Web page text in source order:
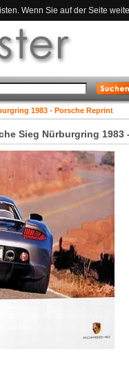
Wenn Sie auf der Seite
1983 - Porsche Reprint
Sieg Nürburgring 1983